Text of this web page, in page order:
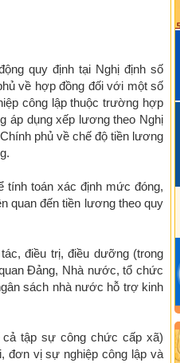
quy định tại Nghị định số
về hợp đồng đối với một số
công lập thuộc trường hợp
áp dụng xếp lương theo Nghị
phủ về chế độ tiền lương
tính toán xác định mức đóng,
quan đến tiền lương theo quy
điều trị, điều dưỡng (trong
Đảng, Nhà nước, tổ chức
sách nhà nước hỗ trợ kinh
tập sự công chức cấp xã)
đơn vị sự nghiệp công lập và